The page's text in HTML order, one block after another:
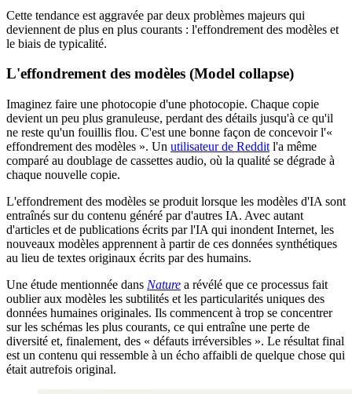
Cette tendance est aggravée par deux problèmes majeurs qui
deviennent de plus en plus courants : l'effondrement des modèles et
le biais de typicalité.
L'effondrement des modèles (Model collapse)
Imaginez faire une photocopie d'une photocopie. Chaque copie
devient un peu plus granuleuse, perdant des détails jusqu'à ce qu'il
ne reste qu'un fouillis flou. C'est une bonne façon de concevoir l'«
effondrement des modèles ». Un utilisateur de Reddit l'a même
comparé au doublage de cassettes audio, où la qualité se dégrade à
chaque nouvelle copie.
L'effondrement des modèles se produit lorsque les modèles d'IA sont
entraînés sur du contenu généré par d'autres IA. Avec autant
d'articles et de publications écrits par l'IA qui inondent Internet, les
nouveaux modèles apprennent à partir de ces données synthétiques
au lieu de textes originaux écrits par des humains.
Une étude mentionnée dans Nature a révélé que ce processus fait
oublier aux modèles les subtilités et les particularités uniques des
données humaines originales. Ils commencent à trop se concentrer
sur les schémas les plus courants, ce qui entraîne une perte de
diversité et, finalement, des « défauts irréversibles ». Le résultat final
est un contenu qui ressemble à un écho affaibli de quelque chose qui
était autrefois original.